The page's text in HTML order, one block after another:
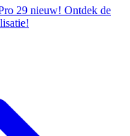
29 nieuw! Ontdek de